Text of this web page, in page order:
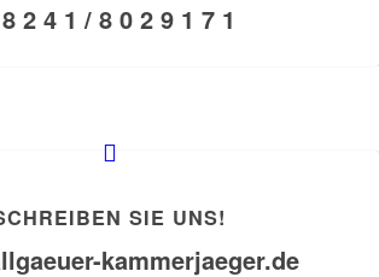
2 4 1 / 8 0 2 9 1 7 1
SIE UNS!
kammerjaeger.de